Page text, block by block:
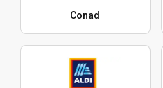
Conad